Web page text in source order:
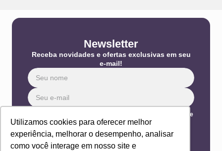
Utilizamos cookies para oferecer melhor
experiência, melhorar o desempenho, analisar
como você interage em nosso site e
Newsletter
Receba novidades e ofertas exclusivas em seu
e-mail!
Eu concordo com os Termos & Condições e Política de
Privacidade
ENVIAR